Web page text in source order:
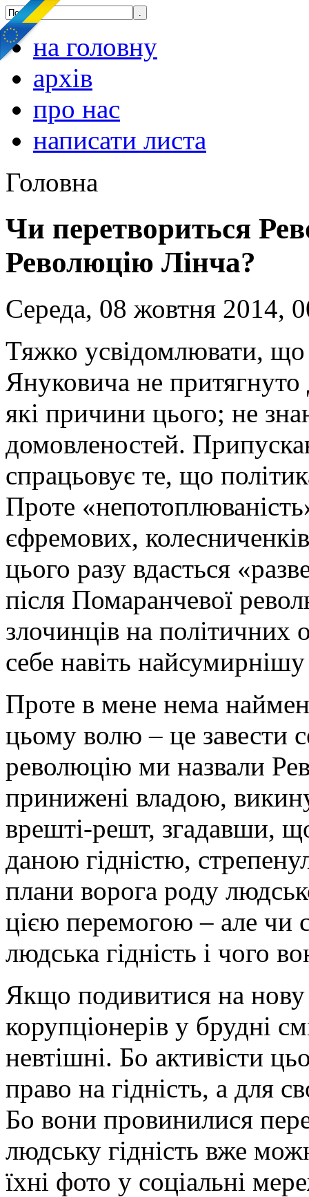
на головну
архів
про нас
написати листа
Головна
Чи перетвориться
Революцію Лінча?
Середа, 08 жовтня 2014,
Тяжко усвідомлювати, що
Януковича не притягнуто
які причини цього; не
домовленостей.
спрацьовує те, що
Проте
єфремових,
цього разу вдасться
після Помаранчевої
злочинців на політичних
себе навіть
Проте в мене нема
цьому волю – це завести
революцію ми назвали
принижені владою,
врешті-решт, згадавши,
даною гідністю,
плани ворога роду
цією перемогою – але чи
людська гідність і чого
Якщо подивитися на нову
корупціонерів у брудні
невтішні. Бо активісти
право на гідність, а для
Бо вони провинилися
людську гідність вже
їхні фото у соціальні